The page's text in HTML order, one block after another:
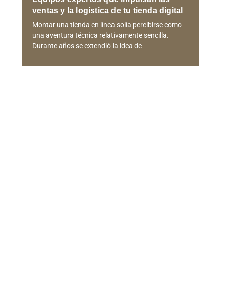
ventas y la logística de tu tienda digital
Montar una tienda en línea solía percibirse como
una aventura técnica relativamente sencilla.
Durante años se extendió la idea de